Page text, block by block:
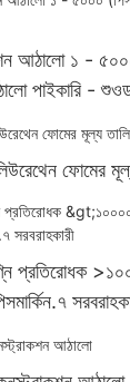
আঠালো ১ -
পাইকারি -
ফোমের
প্রতিরোধক